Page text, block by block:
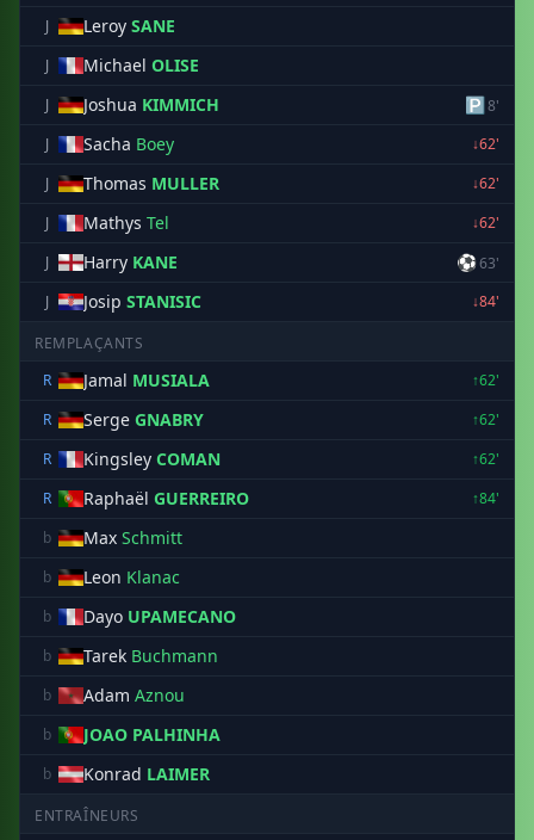
J Leroy SANE
J Michael OLISE
J Joshua KIMMICH 🅿8'
J
Sacha Boey
↓62'
J
Thomas MULLER
↓62'
J
Mathys Tel
↓62'
J
Harry KANE ⚽63'
J
Josip STANISIC ↓84'
REMPLAÇANTS
R
Jamal MUSIALA
↑62'
R
Serge GNABRY
↑62'
R
Kingsley COMAN
↑62'
R
Raphaël GUERREIRO
↑84'
b
Max Schmitt
b Leon Klanac
b Dayo UPAMECANO
b Tarek Buchmann
b Adam Aznou
b JOAO PALHINHA
b Konrad LAIMER
ENTRAÎNEURS